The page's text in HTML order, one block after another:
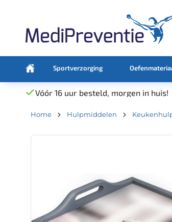
Sportverzorging
Vóór 16 uur besteld, morgen in huis!
Home Hulpmiddelen